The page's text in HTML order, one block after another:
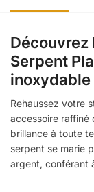
Découvrez
Serpent
inoxydable
Rehaussez votre
accessoire raffiné
brillance à toute
serpent se marie
argent, conférant